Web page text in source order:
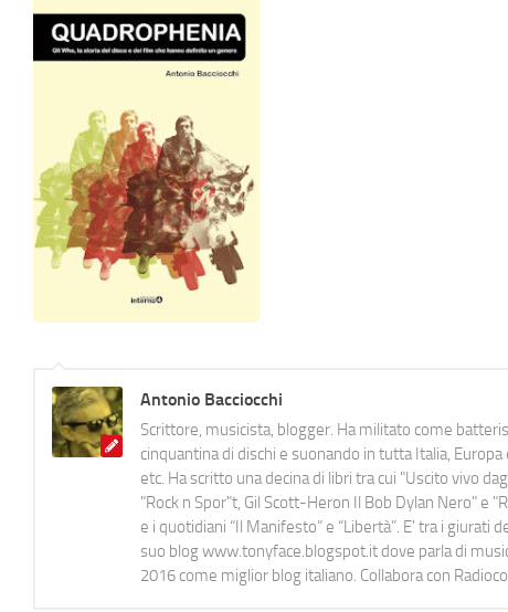
Antonio Bacciocchi
Scrittore, musicista, blogger. Ha militato come
cinquantina di dischi e suonando in tutta Italia,
etc. Ha scritto una decina di libri tra cui "Uscito vivo
"Rock n Spor"t, Gil Scott-Heron Il Bob Dylan Nero" e
e i quotidiani “Il Manifesto” e “Libertà”. E' tra i giurati
suo blog www.tonyface.blogspot.it dove parla di
2016 come miglior blog italiano. Collabora con